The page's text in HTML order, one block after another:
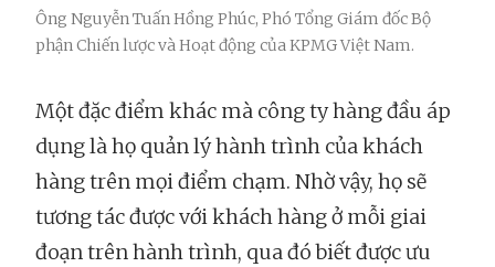
Ông Nguyễn Tuấn Hồng Phúc, Phó Tổng Giám đốc Bộ
phận Chiến lược và Hoạt động của KPMG Việt Nam.
Một đặc điểm khác mà công ty hàng đầu áp
dụng là họ quản lý hành trình của khách
hàng trên mọi điểm chạm. Nhờ vậy, họ sẽ
tương tác được với khách hàng ở mỗi giai
đoạn trên hành trình, qua đó biết được ưu